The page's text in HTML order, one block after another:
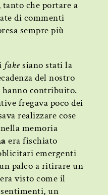
che portare a
di commenti
sempre più
fake siano stati la
del nostro
hanno contribuito.
fregava poco dei
realizzare cose
memoria
era fischiato
emergenti
palco a ritirare un
visto come il
un